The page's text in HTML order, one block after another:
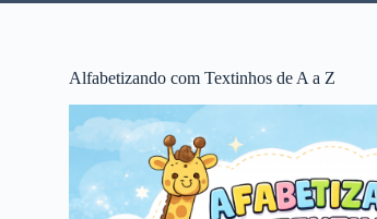
Alfabetizando com Textinhos de A a Z